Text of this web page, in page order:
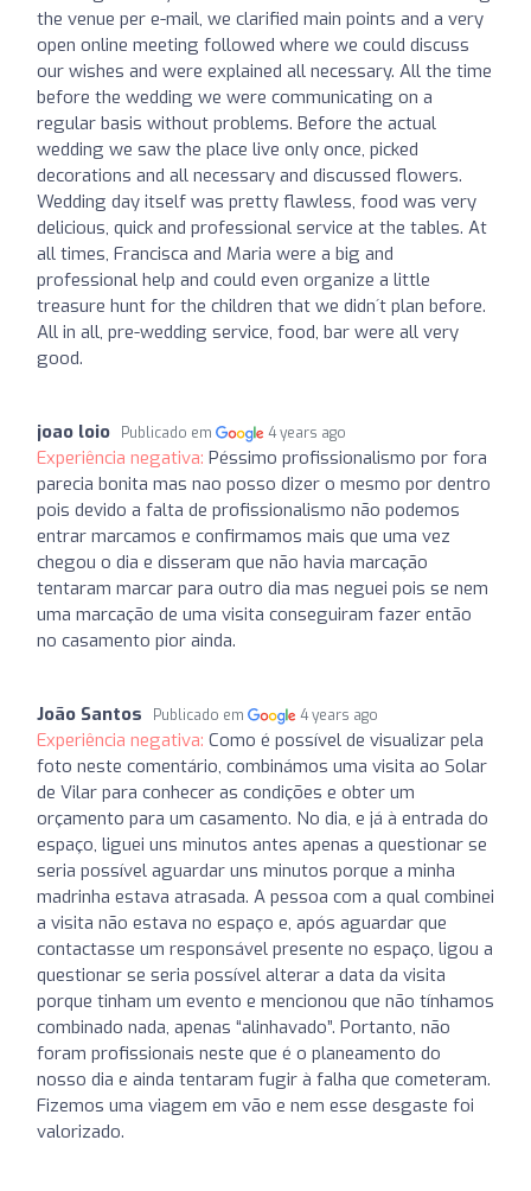
the venue per e-mail, we clarified main points and a very
open online meeting followed where we could discuss
our wishes and were explained all necessary. All the time
before the wedding we were communicating on a
regular basis without problems. Before the actual
wedding we saw the place live only once, picked
decorations and all necessary and discussed flowers.
Wedding day itself was pretty flawless, food was very
delicious, quick and professional service at the tables. At
all times, Francisca and Maria were a big and
professional help and could even organize a little
treasure hunt for the children that we didn´t plan before.
All in all, pre-wedding service, food, bar were all very
good.
joao loio Publicado em 4 years ago
Experiência negativa: Péssimo profissionalismo por fora
parecia bonita mas nao posso dizer o mesmo por dentro
pois devido a falta de profissionalismo não podemos
entrar marcamos e confirmamos mais que uma vez
chegou o dia e disseram que não havia marcação
tentaram marcar para outro dia mas neguei pois se nem
uma marcação de uma visita conseguiram fazer então
no casamento pior ainda.
João Santos Publicado em 4 years ago
Experiência negativa: Como é possível de visualizar pela
foto neste comentário, combinámos uma visita ao Solar
de Vilar para conhecer as condições e obter um
orçamento para um casamento. No dia, e já à entrada do
espaço, liguei uns minutos antes apenas a questionar se
seria possível aguardar uns minutos porque a minha
madrinha estava atrasada. A pessoa com a qual combinei
a visita não estava no espaço e, após aguardar que
contactasse um responsável presente no espaço, ligou a
questionar se seria possível alterar a data da visita
porque tinham um evento e mencionou que não tínhamos
combinado nada, apenas “alinhavado”. Portanto, não
foram profissionais neste que é o planeamento do
nosso dia e ainda tentaram fugir à falha que cometeram.
Fizemos uma viagem em vão e nem esse desgaste foi
valorizado.